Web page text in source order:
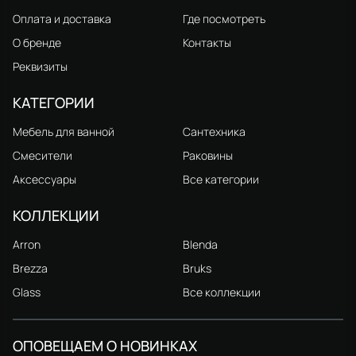
Оплата и доставка
Где посмотреть
О бренде
Контакты
Реквизиты
КАТЕГОРИИ
Мебель для ванной
Сантехника
Смесители
Раковины
Аксессуары
Все категории
КОЛЛЕКЦИИ
Arron
Blenda
Brezza
Bruks
Glass
Все коллекции
ОПОВЕЩАЕМ О НОВИНКАХ